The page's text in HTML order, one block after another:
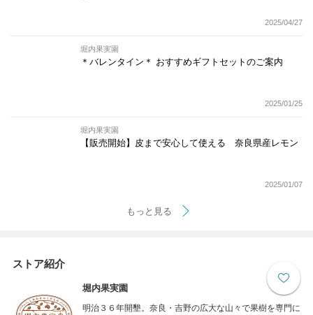
2025/04/27
堀内果実園
＊バレンタイン＊ おすすめギフトセットのご案内
2025/01/25
堀内果実園
【販売開始】皮まで安心して使える 奈良県産レモン
2025/01/07
もっと見る
ストア紹介
堀内果実園
明治３６年開墾。奈良・吉野の広大な山々で果樹を専門に